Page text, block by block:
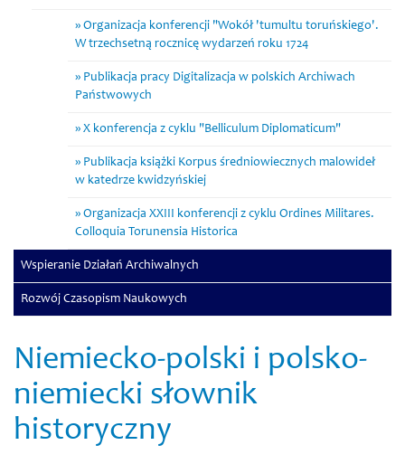
Organizacja konferencji "Wokół 'tumultu toruńskiego'.
W trzechsetną rocznicę wydarzeń roku 1724
Publikacja pracy Digitalizacja w polskich Archiwach
Państwowych
X konferencja z cyklu "Belliculum Diplomaticum"
Publikacja książki Korpus średniowiecznych malowideł
w katedrze kwidzyńskiej
Organizacja XXIII konferencji z cyklu Ordines Militares.
Colloquia Torunensia Historica
Wspieranie Działań Archiwalnych
Rozwój Czasopism Naukowych
Niemiecko-polski i polsko-
niemiecki słownik
historyczny